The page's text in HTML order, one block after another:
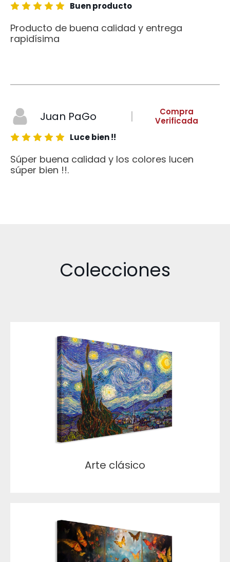
Buen producto
Producto de buena calidad y entrega
rapidísima
Juan PaGo
Compra
Verificada
Luce bien !!
Súper buena calidad y los colores lucen
súper bien !!.
Colecciones
Arte clásico